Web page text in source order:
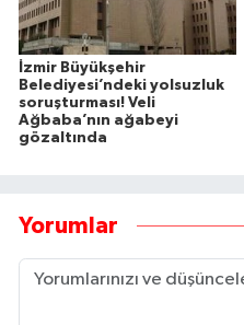
İzmir Büyükşehir
Belediyesi’ndeki yolsuzluk
soruşturması! Veli
Ağbaba’nın ağabeyi
gözaltında
Yorumlar